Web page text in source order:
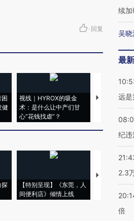
· 回复
健
视线｜HYROX的吸金
术：是什么让中产们甘
心“花钱找虐”？
马航飞行员
粒摇头丸
探
【特别呈现】《东莞，人
间便利店》倾情上线
【推广】走
会，让数智
续加
吴晓
最
远是
纪违
2.3
倍